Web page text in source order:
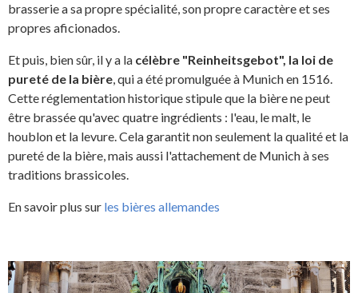
brasserie a sa propre spécialité, son propre caractère et ses
propres aficionados.
Et puis, bien sûr, il y a la célèbre "Reinheitsgebot", la loi de
pureté de la bière, qui a été promulguée à Munich en 1516.
Cette réglementation historique stipule que la bière ne peut
être brassée qu'avec quatre ingrédients : l'eau, le malt, le
houblon et la levure. Cela garantit non seulement la qualité et la
pureté de la bière, mais aussi l'attachement de Munich à ses
traditions brassicoles.
En savoir plus sur les bières allemandes